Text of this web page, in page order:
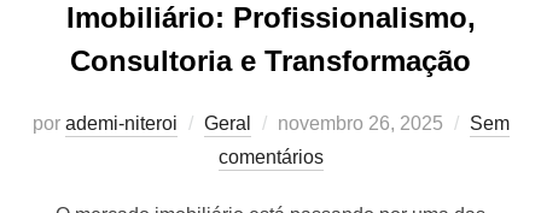
Imobiliário: Profissionalismo,
Consultoria e Transformação
por ademi-niteroi Geral
Postado
em
novembro 26, 2025
Sem
comentários